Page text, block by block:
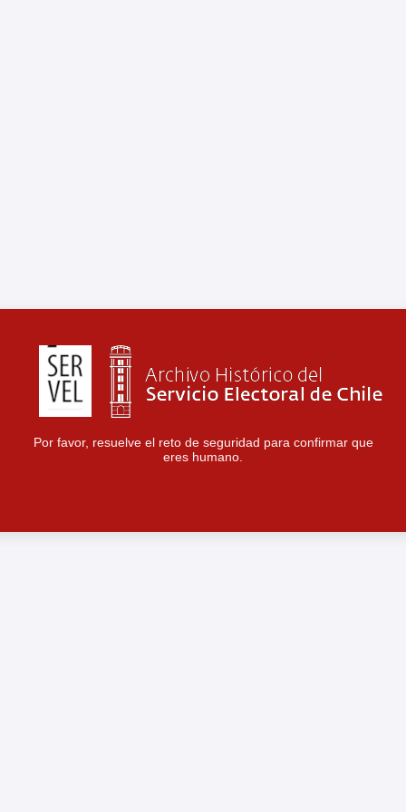
Por favor, resuelve el reto de seguridad para confirmar que
eres humano.